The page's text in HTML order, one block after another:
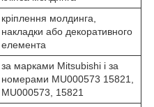
кріплення молдинга,
накладки або декоративного
елемента
за марками Mitsubishi і за
номерами MU000573 15821,
MU000573, 15821